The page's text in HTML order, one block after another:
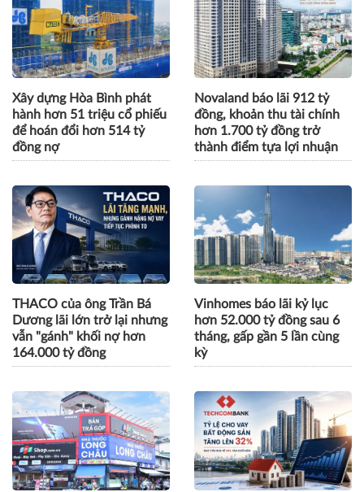
Xây dựng Hòa Bình phát
hành hơn 51 triệu cổ phiếu
để hoán đổi hơn 514 tỷ
đồng nợ
Novaland báo lãi 912 tỷ
đồng, khoản thu tài chính
hơn 1.700 tỷ đồng trở
thành điểm tựa lợi nhuận
THACO của ông Trần Bá
Dương lãi lớn trở lại nhưng
vẫn "gánh" khối nợ hơn
164.000 tỷ đồng
Vinhomes báo lãi kỷ lục
hơn 52.000 tỷ đồng sau 6
tháng, gấp gần 5 lần cùng
kỳ